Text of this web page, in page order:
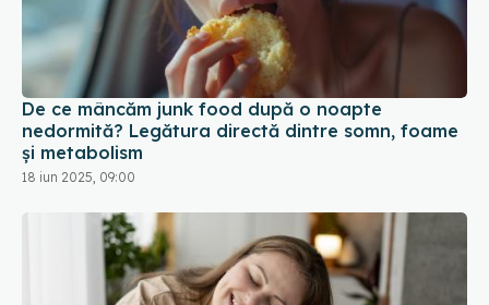
De ce mâncăm junk food după o noapte
nedormită? Legătura directă dintre somn, foame
și metabolism
18 iun 2025, 09:00